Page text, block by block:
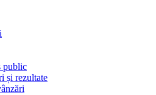
public
și rezultate